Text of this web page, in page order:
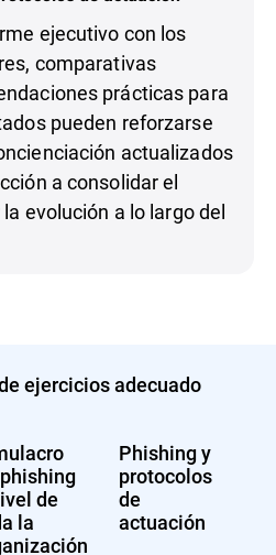
ejecutivo con los
comparativas
prácticas para
pueden reforzarse
actualizados
a consolidar el
evolución a lo largo del
ejercicios adecuado
de
la
Phishing y
protocolos
de
actuación